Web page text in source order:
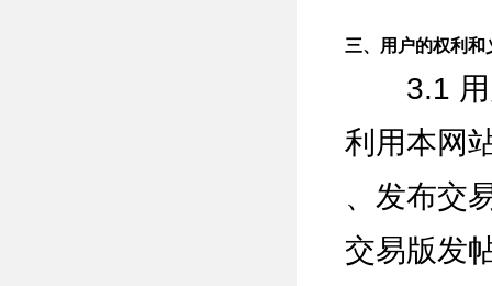
三、用户的权利和
3.1 用户
利用本网
、发布交
交易版发